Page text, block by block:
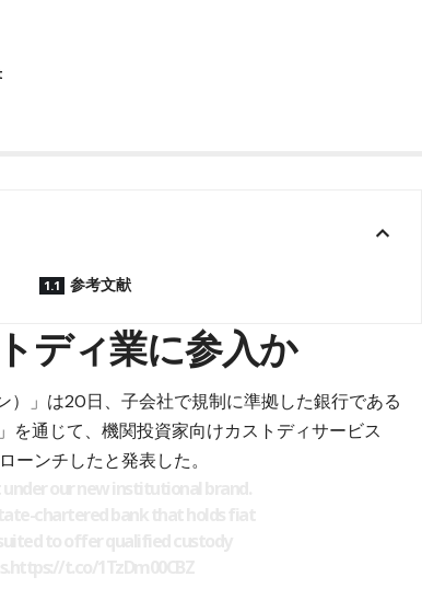
参考文献
ディ業に参入か
）」は20日、子会社で規制に準拠した銀行である
を通じて、機関投資家向けカストディサービス
ーンチしたと発表した。